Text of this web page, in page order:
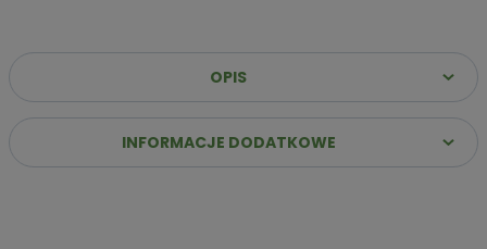
OPIS
INFORMACJE DODATKOWE